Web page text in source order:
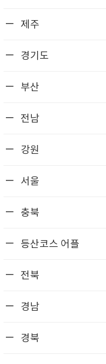
제주
경기도
부산
전남
강원
서울
충북
등산코스 어플
전북
경남
경북